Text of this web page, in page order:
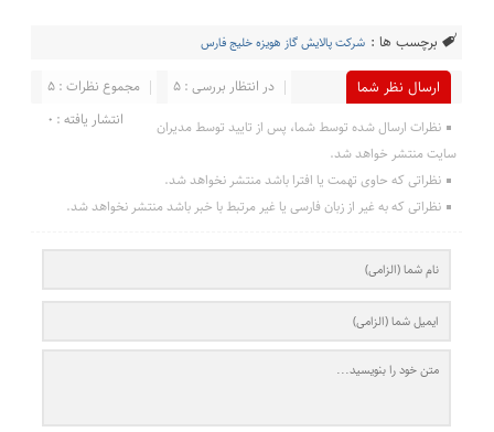
برچسب ها : شرکت پالایش گاز هویزه خلیج فارس
ارسال نظر شما مجموع نظرات : 5
در انتظار بررسی : 5
انتشار یافته : 0
نظرات ارسال شده توسط شما، پس از تایید توسط مدیران
سایت منتشر خواهد شد.
نظراتی که حاوی تهمت یا افترا باشد منتشر نخواهد شد.
نظراتی که به غیر از زبان فارسی یا غیر مرتبط با خبر باشد منتشر نخواهد شد.